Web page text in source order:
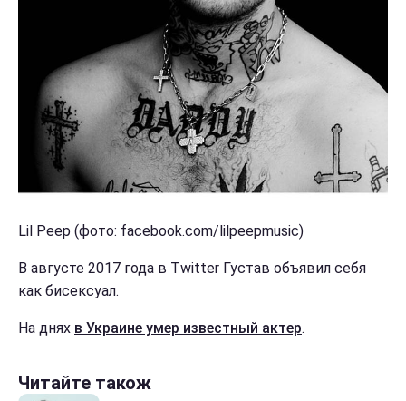
Lil Peep (фото: facebook.com/lilpeepmusic)
В августе 2017 года в Twitter Густав объявил себя
как бисексуал.
На днях в Украине умер известный актер.
Читайте також